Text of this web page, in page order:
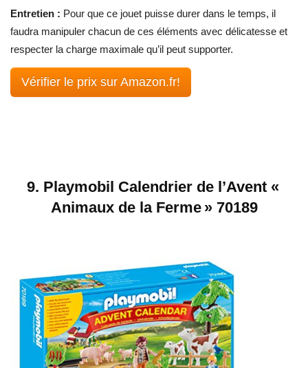
Entretien : Pour que ce jouet puisse durer dans le temps, il
faudra manipuler chacun de ces éléments avec délicatesse et
respecter la charge maximale qu’il peut supporter.
Vérifier le prix sur Amazon.fr!
9. Playmobil Calendrier de l’Avent «
Animaux de la Ferme » 70189